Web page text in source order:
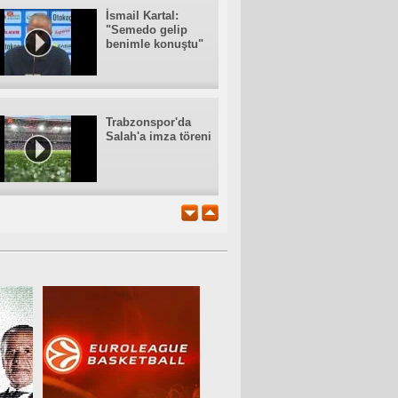
İsmail Kartal:
"Semedo gelip
benimle konuştu"
Trabzonspor'da
Salah'a imza töreni